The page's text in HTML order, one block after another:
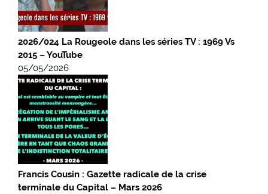
2026/024 La Rougeole dans les séries TV : 1969 Vs
2015 – YouTube
05/05/2026
Francis Cousin : Gazette radicale de la crise
terminale du Capital – Mars 2026